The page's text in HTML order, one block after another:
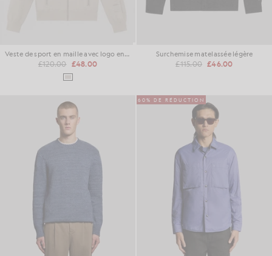
Veste de sport en maille avec logo en résille
£120.00 £48.00
Surchemise matelassée légère
£115.00 £46.00
60% DE RÉDUCTION